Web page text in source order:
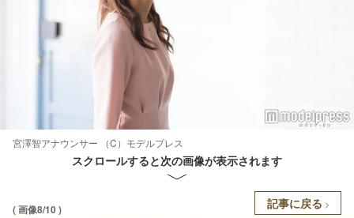
宮澤智アナウンサー （C）モデルプレス
スクロールすると次の画像が表示されます
( 画像8/10 ) 記事に戻る